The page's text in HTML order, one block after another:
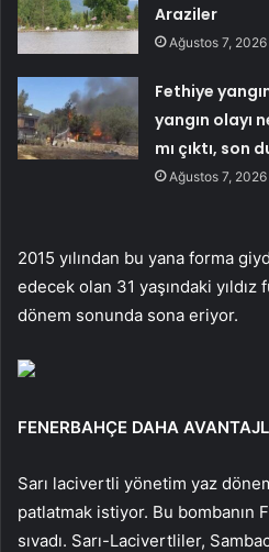
Araziler
Ağustos 7, 2026
Fethiye
yangın olayı
mı çıktı, son
Ağustos 7, 2026
2015 yılından bu yana forma
edecek olan 31 yaşındaki
dönem sonunda sona eriyor.
FENERBAHÇE DAHA
Sarı lacivertli yönetim yaz
patlatmak istiyor. Bu bombanın
sıvadı. Sarı-Lacivertliler,